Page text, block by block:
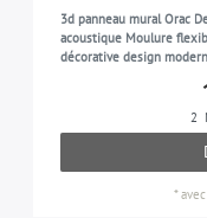
3d panneau mural Orac
acoustique Moulure
décorative design
2
*